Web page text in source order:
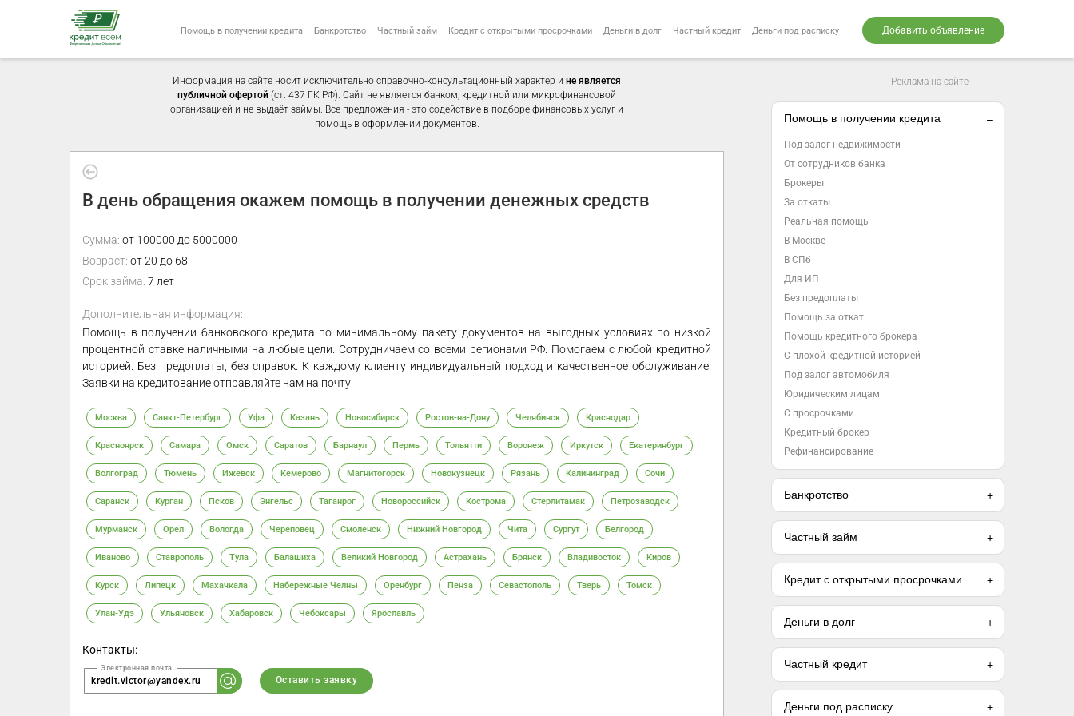
Помощь в получении кредита Банкротство Частный займ Кредит с открытыми просрочками Деньги в долг Частный кредит Деньги под расписку Добавить объявление
Информация на сайте носит исключительно справочно-консультационный характер и не является
публичной офертой (ст. 437 ГК РФ). Сайт не является банком, кредитной или микрофинансовой
организацией и не выдаёт займы. Все предложения - это содействие в подборе финансовых услуг и
помощь в оформлении документов.
В день обращения окажем помощь в получении денежных средств
Сумма: от 100000 до 5000000
Возраст: от 20 до 68
Срок займа: 7 лет
Дополнительная информация:
Помощь в получении банковского кредита по минимальному пакету документов на выгодных условиях по низкой
процентной ставке наличными на любые цели. Сотрудничаем со всеми регионами РФ. Помогаем с любой кредитной
историей. Без предоплаты, без справок. К каждому клиенту индивидуальный подход и качественное обслуживание.
Заявки на кредитование отправляйте нам на почту
Москва Санкт-Петербург Уфа Казань Новосибирск Ростов-на-Дону Челябинск Краснодар
Красноярск Самара Омск Саратов Барнаул Пермь Тольятти Воронеж Иркутск Екатеринбург
Волгоград Тюмень Ижевск Кемерово Магнитогорск Новокузнецк Рязань Калининград Сочи
Саранск Курган Псков Энгельс Таганрог Новороссийск Кострома Стерлитамак Петрозаводск
Мурманск Орел Вологда Череповец Смоленск Нижний Новгород Чита Сургут Белгород
Иваново Ставрополь Тула Балашиха Великий Новгород Астрахань Брянск Владивосток Киров
Курск Липецк Махачкала Набережные Челны Оренбург Пенза Севастополь Тверь Томск
Улан-Удэ Ульяновск Хабаровск Чебоксары Ярославль
Контакты:
kredit.victor@yandex.ru Оставить заявку
Реклама на сайте
Помощь в получении кредита
Под залог недвижимости
От сотрудников банка
Брокеры
За откаты
Реальная помощь
В Москве
В СПб
Для ИП
Без предоплаты
Помощь за откат
Помощь кредитного брокера
С плохой кредитной историей
Под залог автомобиля
Юридическим лицам
С просрочками
Кредитный брокер
Рефинансирование
Банкротство
Частный займ
Кредит с открытыми просрочками
Деньги в долг
Частный кредит
Деньги под расписку